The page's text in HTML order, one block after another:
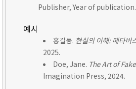
Publisher, Year of publication.
예시
홍길동. 현실의 이해: 메타버
2025.
Doe, Jane. The Art of
Imagination Press, 2024.